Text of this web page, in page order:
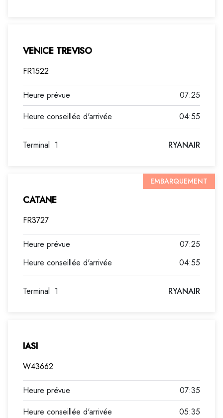
FR1522
RYANAIR
VENICE TREVISO
07:25
04:55
Terminal 1
FR3727
RYANAIR
CATANE
EMBARQUEMENT
07:25
04:55
Terminal 1
W43662
IASI
07:35
05:35